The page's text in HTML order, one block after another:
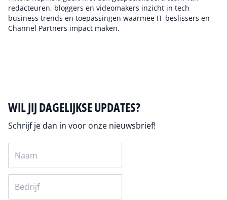
redacteuren, bloggers en videomakers inzicht in tech
business trends en toepassingen waarmee IT-beslissers en
Channel Partners impact maken.
WIL JIJ DAGELIJKSE UPDATES?
Schrijf je dan in voor onze nieuwsbrief!